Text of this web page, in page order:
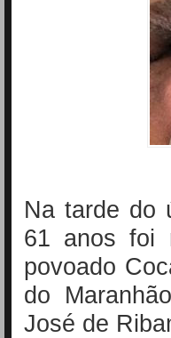
Na tarde do
61 anos foi
povoado
do
José de